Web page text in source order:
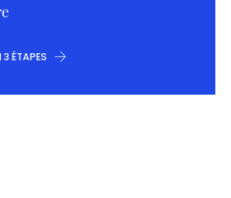
3 ÉTAPES